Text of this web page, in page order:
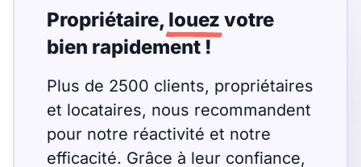
€
€
Nombre de pièces
Studio T1 T1 bis
Propriétaire, louez votre
bien rapidement !
Plus de 2500 clients, propriétaires
et locataires, nous recommandent
pour notre réactivité et notre
efficacité. Grâce à leur confiance,